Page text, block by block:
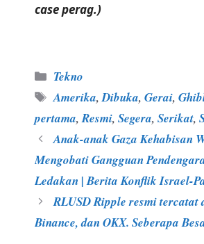
case perag.)
Kategori
Tekno
Tag
Amerika,Dibuka,Gerai,
pertama,Resmi, Segera, Serikat,
Anak-anak Gaza Kehabisan
Mengobati Gangguan
Ledakan | Berita Konflik Israel-
RLUSD Ripple resmi tercatat
Binance, dan OKX. Seberapa